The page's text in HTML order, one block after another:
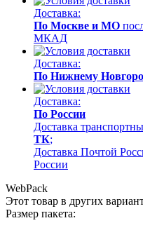
Доставка:
По Москве и МО
МКАД
Доставка:
По Нижнему
Доставка:
По России
Доставка
ТК;
Доставка Почтой
России
WebPack
Этот товар в других
Размер пакета: